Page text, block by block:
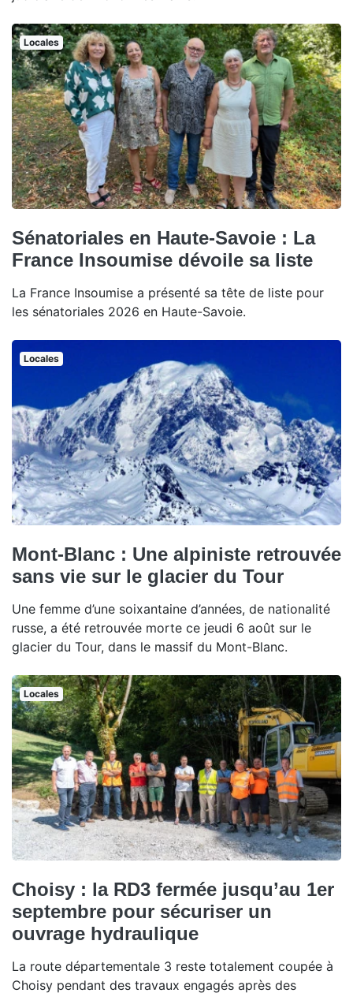
Locales
Sénatoriales en Haute-Savoie : La
France Insoumise dévoile sa liste
La France Insoumise a présenté sa tête de liste pour
les sénatoriales 2026 en Haute-Savoie.
Locales
Mont-Blanc : Une alpiniste retrouvée
sans vie sur le glacier du Tour
Une femme d’une soixantaine d’années, de nationalité
russe, a été retrouvée morte ce jeudi 6 août sur le
glacier du Tour, dans le massif du Mont-Blanc.
Locales
Choisy : la RD3 fermée jusqu’au 1er
septembre pour sécuriser un
ouvrage hydraulique
La route départementale 3 reste totalement coupée à
Choisy pendant des travaux engagés après des